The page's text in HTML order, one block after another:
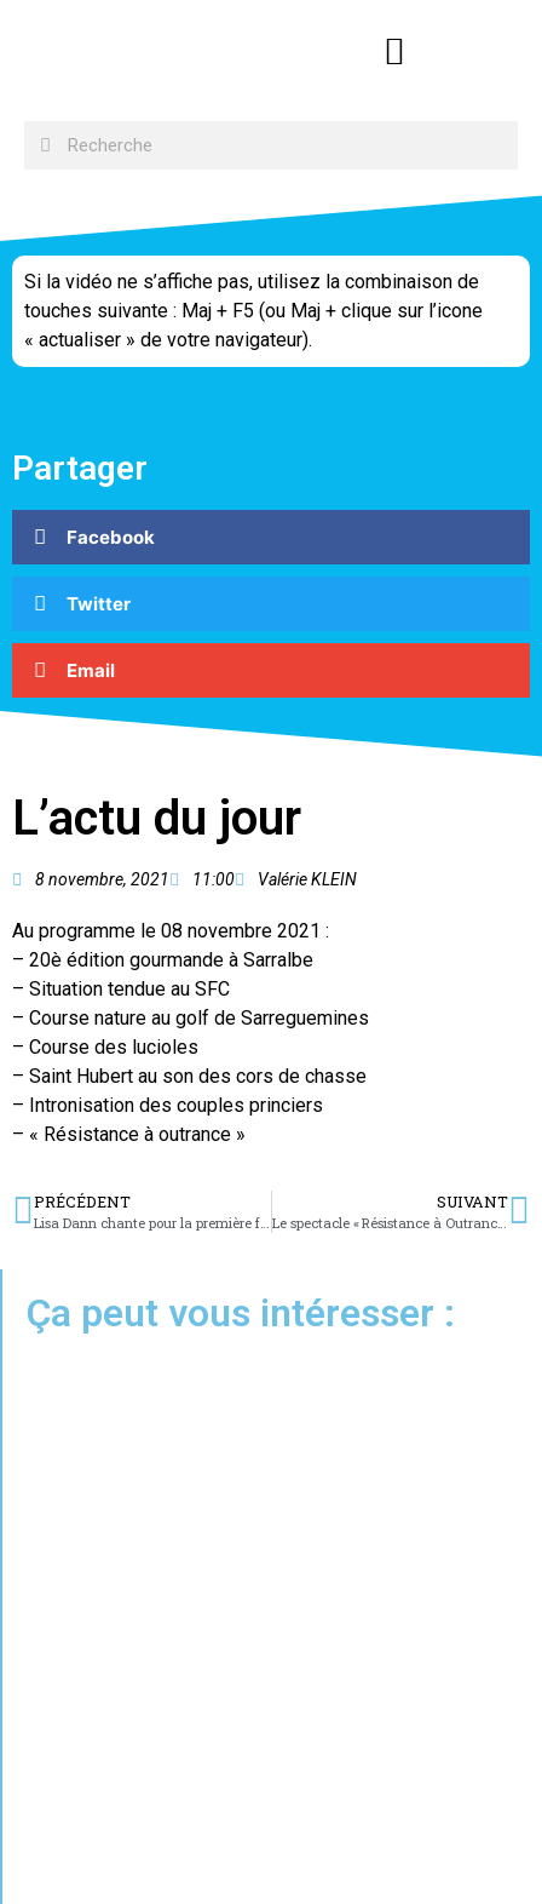
Si la vidéo ne s’affiche pas, utilisez la combinaison de
touches suivante : Maj + F5 (ou Maj + clique sur l’icone
« actualiser » de votre navigateur).
Partager
Facebook
Twitter
Email
L’actu du jour
8 novembre, 2021 11:00 Valérie KLEIN
Au programme le 08 novembre 2021 :
– 20è édition gourmande à Sarralbe
– Situation tendue au SFC
– Course nature au golf de Sarreguemines
– Course des lucioles
– Saint Hubert au son des cors de chasse
– Intronisation des couples princiers
– « Résistance à outrance »
PRÉCÉDENT
Lisa Dann chante pour la première fois à Sarreguemines
SUIVANT
Le spectacle « Résistance à Outrance » de Charly DAMM s’est tenu à l’Espace Cassin de Bitche
Ça peut vous intéresser :